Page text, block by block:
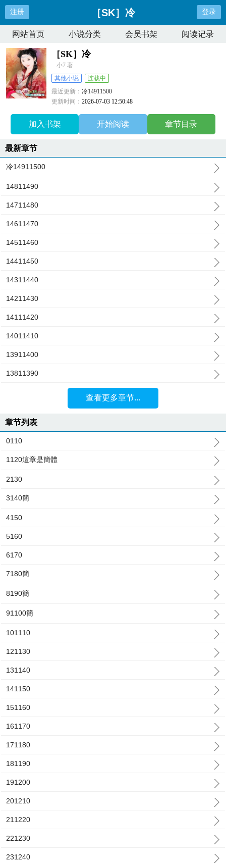
注册 ［SK］冷 登录
网站首页 小说分类 会员书架 阅读记录
［SK］冷
小7 著
其他小说
连载中
最近更新：冷14911500
更新时间：2026-07-03 12:50:48
加入书架 开始阅读 章节目录
最新章节
冷14911500
14811490
14711480
14611470
14511460
14411450
14311440
14211430
14111420
14011410
13911400
13811390
查看更多章节...
章节列表
0110
1120這章是簡體
2130
3140簡
4150
5160
6170
7180簡
8190簡
91100簡
101110
121130
131140
141150
151160
161170
171180
181190
191200
201210
211220
221230
231240